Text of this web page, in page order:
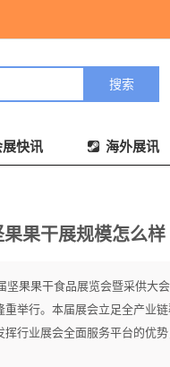
展快讯 海外展讯
果干展规模怎么样
坚果果干食品展览会暨采供大
重举行。本届展会立足全产业
挥行业展会全面服务平台的优